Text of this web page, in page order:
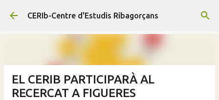
Salta al contingut principal
CERIb-Centre d'Estudis Ribagorçans
EL CERIB PARTICIPARÀ AL
RECERCAT A FIGUERES